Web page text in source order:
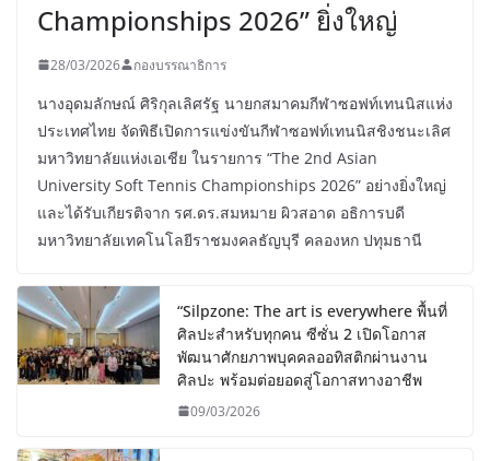
Championships 2026” ยิ่งใหญ่
28/03/2026 กองบรรณาธิการ
นางอุดมลักษณ์ ศิริกุลเลิศรัฐ นายกสมาคมกีฬาซอฟท์เทนนิสแห่ง
ประเทศไทย จัดพิธีเปิดการแข่งขันกีฬาซอฟท์เทนนิสชิงชนะเลิศ
มหาวิทยาลัยแห่งเอเชีย ในรายการ “The 2nd Asian
University Soft Tennis Championships 2026” อย่างยิ่งใหญ่
และได้รับเกียรติจาก รศ.ดร.สมหมาย ผิวสอาด อธิการบดี
มหาวิทยาลัยเทคโนโลยีราชมงคลธัญบุรี คลองหก ปทุมธานี
“Silpzone: The art is everywhere พื้นที่
ศิลปะสำหรับทุกคน ซีซั่น 2 เปิดโอกาส
พัฒนาศักยภาพบุคคลออทิสติกผ่านงาน
ศิลปะ พร้อมต่อยอดสู่โอกาสทางอาชีพ
09/03/2026